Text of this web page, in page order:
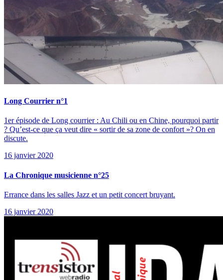
Long Courrier n°1
1er épisode de Long courrier : Au Chili ou en Chine, pourquoi partir
? Qu’est-ce que ça veut dire « sortir de sa zone de confort »? On en
discute.
16 janvier 2020
La Chronique musicienne n°25
Errance dans les salles Jazz et un petit concert bruyant.
16 janvier 2020